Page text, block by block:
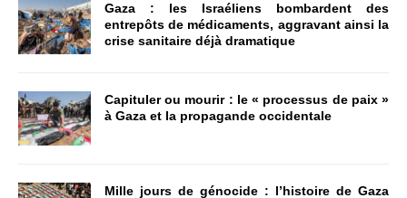
Gaza : les Israéliens bombardent des
entrepôts de médicaments, aggravant ainsi la
crise sanitaire déjà dramatique
Capituler ou mourir : le « processus de paix »
à Gaza et la propagande occidentale
Mille jours de génocide : l’histoire de Gaza